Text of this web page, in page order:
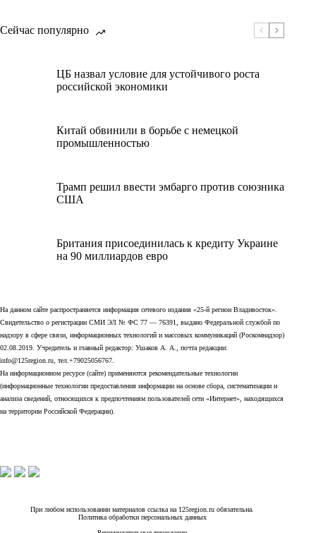
Сейчас популярно
ЦБ назвал условие для устойчивого роста
российской экономики
Китай обвинили в борьбе с немецкой
промышленностью
Трамп решил ввести эмбарго против союзника
США
Британия присоединилась к кредиту Украине
на 90 миллиардов евро
На данном сайте распространяется информация сетевого издания «25-й регион Владивосток».
Свидетельство о регистрации СМИ ЭЛ № ФС 77 — 76391, выдано Федеральной службой по
надзору в сфере связи, информационных технологий и массовых коммуникаций (Роскомнадзор)
02.08.2019. Учредитель и главный редактор: Ушаков А. А., почта редакции:
info@125region.ru, тел.+79025056767.
На информационном ресурсе (сайте) применяются рекомендательные технологии
(информационные технологии предоставления информации на основе сбора, систематизации и
анализа сведений, относящихся к предпочтениям пользователей сети «Интернет», находящихся
на территории Российской Федерации).
При любом использовании материалов ссылка на 125region.ru обязательна.
Политика обработки персональных данных